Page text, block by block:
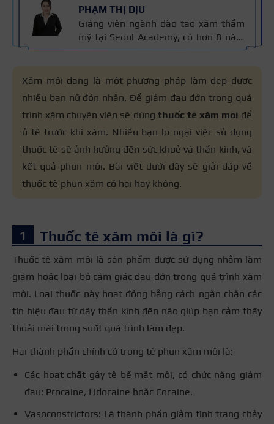
PHẠM THỊ DỊU
Giảng viên ngành đào tạo xăm thẩm
mỹ tại Seoul Academy, có hơn 8 năm
kinh nghiệm trong nghề, đạt nhiều
Xuất sắc Seoul Academy 2023. Nội
dung được kiểm định dựa trên kinh
nghiệm và tiêu chuẩn kỹ thuật phun
xăm của cô áp dụng trong đào tạo,
đảm bảo chính xác và an toàn cho
người học.
Xăm môi đang là một phương pháp làm đẹp được
nhiều bạn nữ đón nhận. Để giảm đau đớn trong quá
trình xăm chuyên viên sẽ dùng thuốc tê xăm môi để
ủ tê trước khi xăm. Nhiều bạn lo ngại việc sủ dụng
thuốc tê sẽ ảnh hưởng đến sức khoẻ và thần kinh, và
kết quả phun môi. Bài viết dưới đây sẽ giải đáp về
thuốc tê phun xăm có hại hay không.
Thuốc tê xăm môi là gì?
Thuốc tê xăm môi là sản phẩm được sử dụng nhằm làm
giảm hoặc loại bỏ cảm giác đau đớn trong quá trình xăm
môi. Loại thuốc này hoạt động bằng cách ngăn chặn các
tín hiệu đau từ dây thần kinh đến não giúp bạn cảm thấy
thoải mái trong suốt quá trình làm đẹp.
Hai thành phần chính có trong tê phun xăm môi là:
Các hoạt chất gây tê bề mặt môi, có chức năng giảm
đau: Procaine, Lidocaine hoặc Cocaine.
Vasoconstrictors: Là thành phần giảm tình trạng chảy